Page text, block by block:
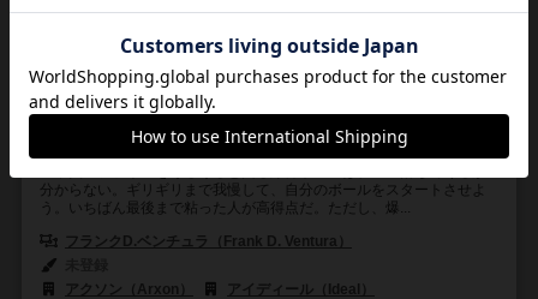
爆弾の落ちる直前まで粘ってボールを発射！ ギリギリを競うチキン
レース・アクション。
分からない。ギリギリまで我慢して、自分のボールをスタートさせよ
う。いちばん最後まで粘った人が高得点だ。ただし、爆...
フランクD.ベンチュラ（Frank D. Ventura）
アクソン（Arxon）
アイディール（Ideal）